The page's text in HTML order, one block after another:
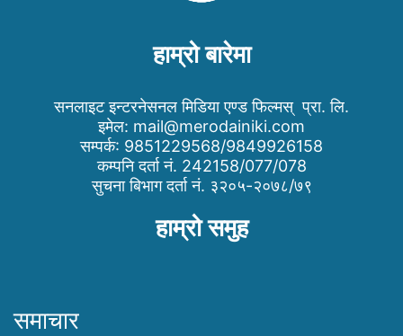
हाम्रो बारेमा
सनलाइट इन्टरनेसनल मिडिया एण्ड फिल्मस् प्रा. लि.
इमेल: mail@merodainiki.com
सम्पर्क: 9851229568/9849926158
कम्पनि दर्ता नं. 242158/077/078
सुचना बिभाग दर्ता नं. ३२०५-२०७८/७९
हाम्रो समुह
समाचार